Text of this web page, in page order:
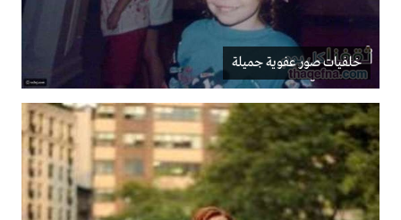
خلفيات صور عفوية جميلة